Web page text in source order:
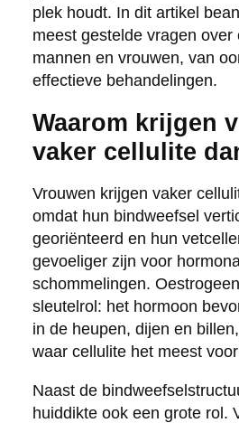
plek houdt. In dit artikel
meest gestelde vragen over
mannen en vrouwen, van
effectieve behandelingen.
Waarom krijgen
vaker cellulite
Vrouwen krijgen vaker
omdat hun bindweefsel
georiënteerd en hun
gevoeliger zijn voor
schommelingen.
sleutelrol: het hormoon
in de heupen, dijen en
waar cellulite het meest
Naast de
huiddikte ook een grote rol.